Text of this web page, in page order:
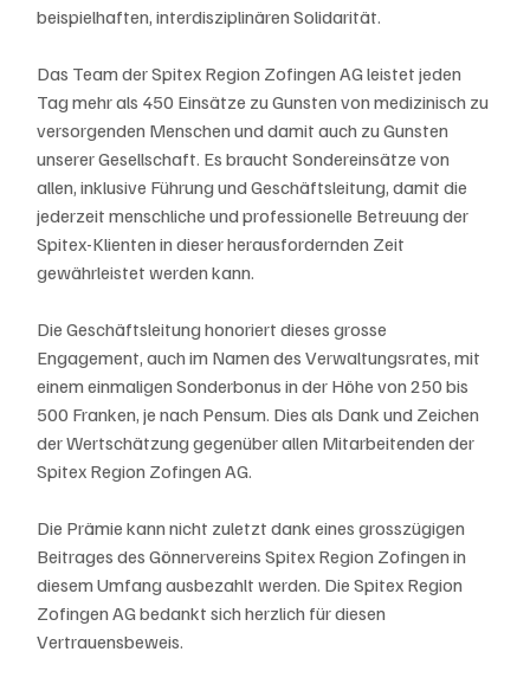
beispielhaften, interdisziplinären Solidarität.
Das Team der Spitex Region Zofingen AG leistet jeden
Tag mehr als 450 Einsätze zu Gunsten von medizinisch zu
versorgenden Menschen und damit auch zu Gunsten
unserer Gesellschaft. Es braucht Sondereinsätze von
allen, inklusive Führung und Geschäftsleitung, damit die
jederzeit menschliche und professionelle Betreuung der
Spitex-Klienten in dieser herausfordernden Zeit
gewährleistet werden kann.
Die Geschäftsleitung honoriert dieses grosse
Engagement, auch im Namen des Verwaltungsrates, mit
einem einmaligen Sonderbonus in der Höhe von 250 bis
500 Franken, je nach Pensum. Dies als Dank und Zeichen
der Wertschätzung gegenüber allen Mitarbeitenden der
Spitex Region Zofingen AG.
Die Prämie kann nicht zuletzt dank eines grosszügigen
Beitrages des Gönnervereins Spitex Region Zofingen in
diesem Umfang ausbezahlt werden. Die Spitex Region
Zofingen AG bedankt sich herzlich für diesen
Vertrauensbeweis.